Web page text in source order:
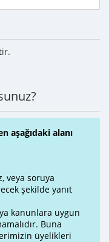
aşağıdaki alanı
veya soruya
şekilde yanıt
kanunlara uygun
Buna
üyelikleri